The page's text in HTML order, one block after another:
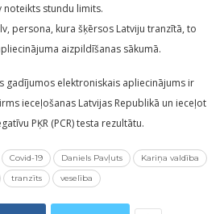
noteikts stundu limits.
persona, kura šķērsos Latviju tranzītā, to
aizpildīšanas sākumā.
gadījumos elektroniskais apliecinājums ir
ieceļošanas Latvijas Republikā un ieceļot
PĶR (PCR) testa rezultātu.
Covid-19 Daniels Pavļuts
Kariņa valdība
tranzīts veselība